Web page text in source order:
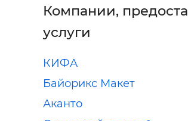
Компании,
услуги
КИФА
Байорикс Макет
Аканто